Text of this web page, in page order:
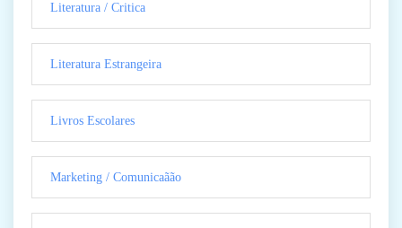
Literatura / Critica
Literatura Estrangeira
Livros Escolares
Marketing / Comunicaãão